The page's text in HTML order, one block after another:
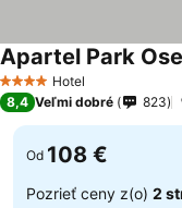
4 Počet hviezdičiek
Hotel
Apartel Park
8,4 Veľmi dobré 823
Od 108 €
Pozrieť ceny z(o) 2